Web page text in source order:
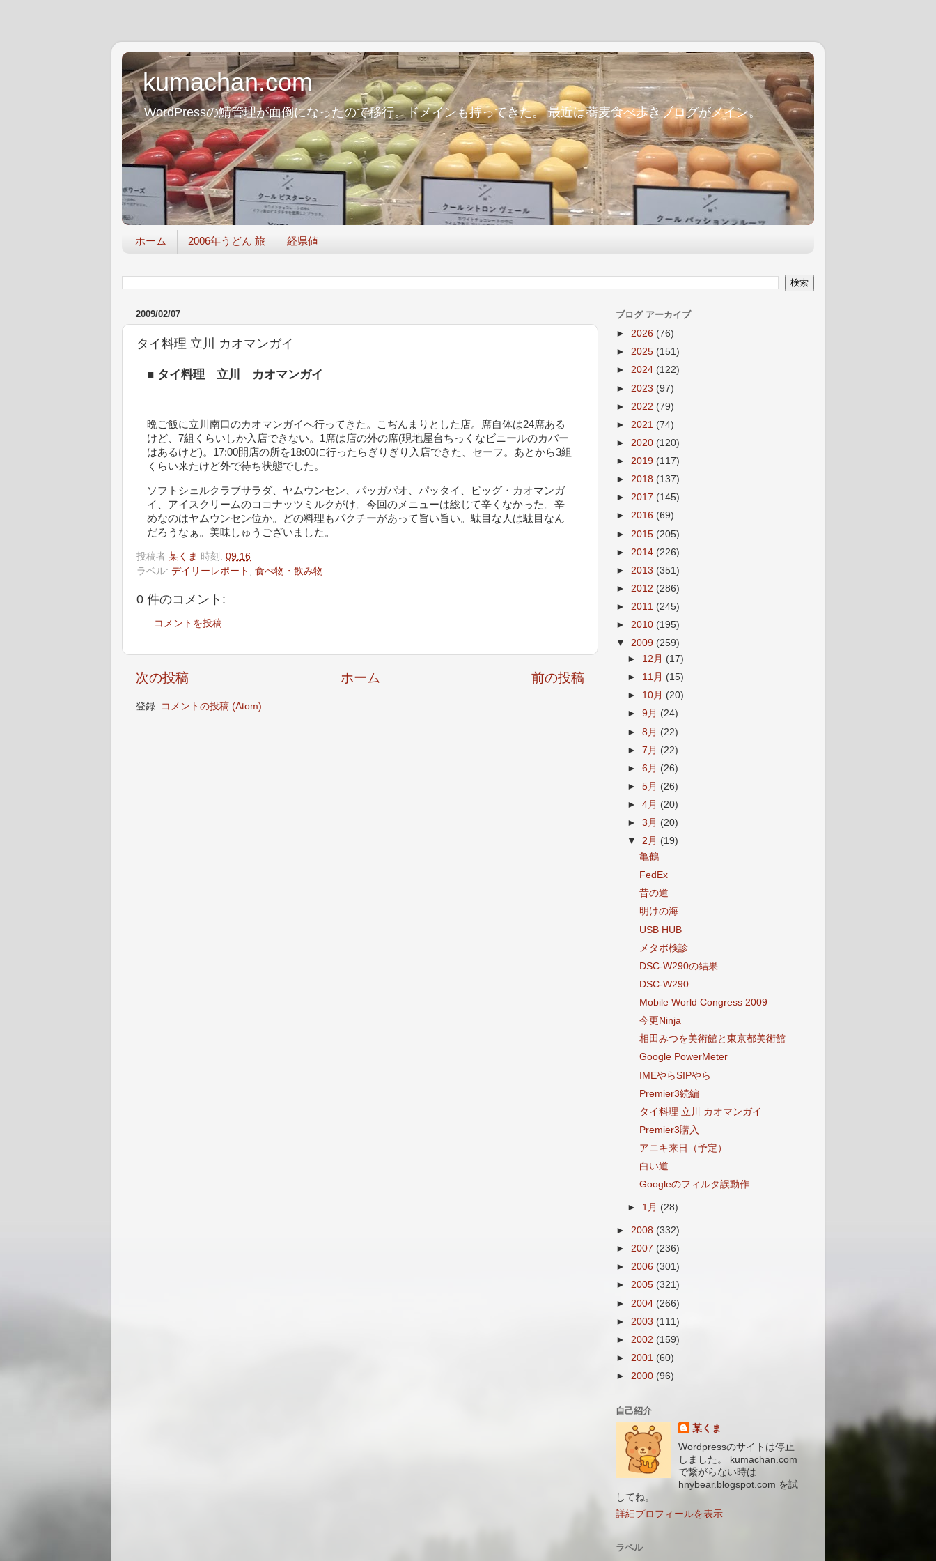
kumachan.com
WordPressの鯖管理が面倒になったので移行。ドメインも持ってきた。 最近は蕎麦食べ歩きブログがメイン。
ホーム 2006年うどん 旅 経県値
2009/02/07
タイ料理 立川 カオマンガイ
■ タイ料理 立川 カオマンガイ
晩ご飯に立川南口のカオマンガイへ行ってきた。こぢんまりとした店。席自体は24席ある
けど、7組くらいしか入店できない。1席は店の外の席(現地屋台ちっくなビニールのカバー
はあるけど)。17:00開店の所を18:00に行ったらぎりぎり入店できた、セーフ。あとから3組
くらい来たけど外で待ち状態でした。
ソフトシェルクラブサラダ、ヤムウンセン、パッガパオ、パッタイ、ビッグ・カオマンガ
イ、アイスクリームのココナッツミルクがけ。今回のメニューは総じて辛くなかった。辛
めなのはヤムウンセン位か。どの料理もパクチーがあって旨い旨い。駄目な人は駄目なん
だろうなぁ。美味しゅうございました。
投稿者 某くま 時刻: 09:16
ラベル: デイリーレポート , 食べ物・飲み物
0 件のコメント:
コメントを投稿
次の投稿 前の投稿
ホーム
登録: コメントの投稿 (Atom)
ブログ アーカイブ
► 2026 (76)
► 2025 (151)
► 2024 (122)
► 2023 (97)
► 2022 (79)
► 2021 (74)
► 2020 (120)
► 2019 (117)
► 2018 (137)
► 2017 (145)
► 2016 (69)
► 2015 (205)
► 2014 (226)
► 2013 (351)
► 2012 (286)
► 2011 (245)
► 2010 (195)
▼ 2009 (259)
► 12月 (17)
► 11月 (15)
► 10月 (20)
►9月 (24)
►8月 (22)
►7月 (22)
►6月 (26)
►5月 (26)
►4月 (20)
►3月 (20)
▼2月 (19)
亀鶴
FedEx
昔の道
明けの海
USB HUB
メタボ検診
DSC-W290の結果
DSC-W290
Mobile World Congress 2009
今更Ninja
相田みつを美術館と東京都美術館
Google PowerMeter
IMEやらSIPやら
Premier3続編
タイ料理 立川 カオマンガイ
Premier3購入
アニキ来日（予定）
白い道
Googleのフィルタ誤動作
► 1月 (28)
► 2008 (332)
► 2007 (236)
► 2006 (301)
► 2005 (321)
► 2004 (266)
► 2003 (111)
► 2002 (159)
► 2001 (60)
► 2000 (96)
自己紹介
某くま
Wordpressのサイトは停止
しました。 kumachan.com
で繋がらない時は
hnybear.blogspot.com を試
してね。
詳細プロフィールを表示
ラベル